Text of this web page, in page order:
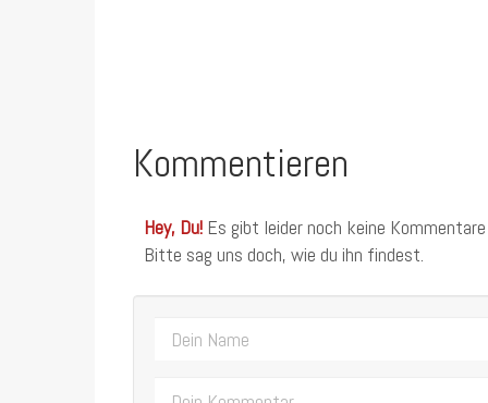
Kommentieren
Hey, Du! Es gibt leider noch keine
Bitte sag uns doch, wie du ihn findest.